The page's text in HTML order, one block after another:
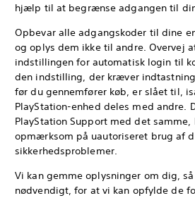
hjælp til at begrænse adgangen til
Opbevar alle adgangskoder til dine
og oplys dem ikke til andre. Overvej
indstillingen for automatisk login til
den indstilling, der kræver
før du gennemfører køb, er slået til,
PlayStation-enhed deles med andre.
PlayStation Support med det
opmærksom på uautoriseret brug af
sikkerhedsproblemer.
Vi kan gemme oplysninger om dig,
nødvendigt, for at vi kan opfylde de